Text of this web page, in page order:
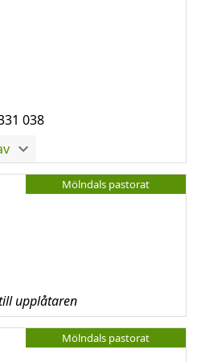
038
Mölndals pastorat
upplåtaren
Mölndals pastorat